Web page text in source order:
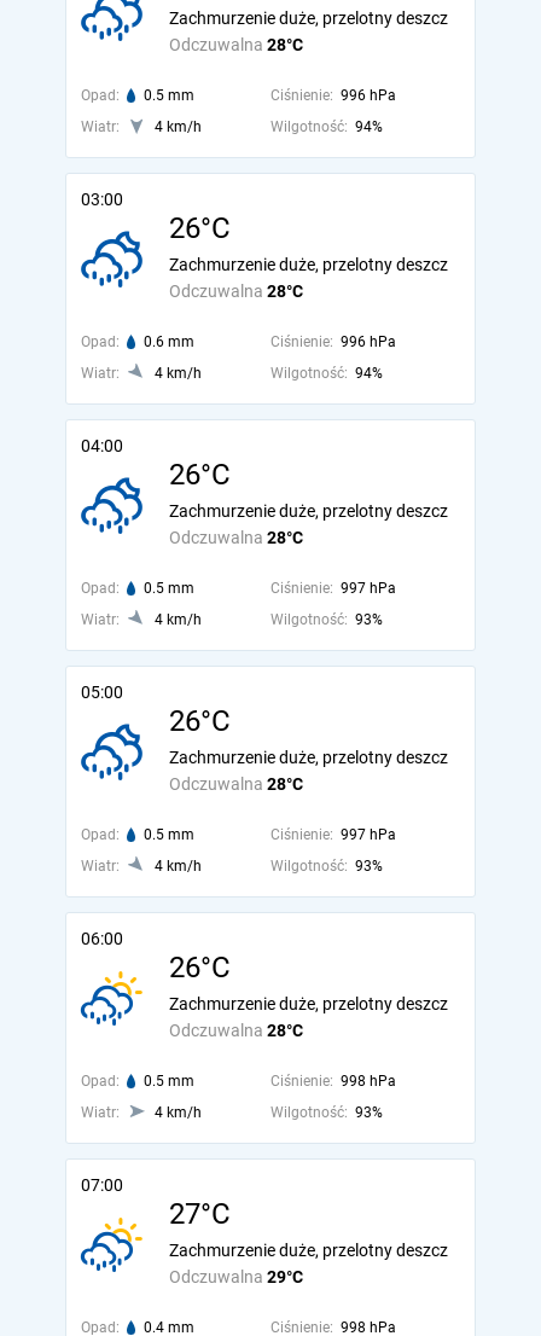
Odczuwalna 28°C
Zachmurzenie duże, przelotny deszcz
Opad: 0.5 mm Ciśnienie: 996 hPa
Wiatr:
4 km/h Wilgotność: 94%
03:00
26°C
Odczuwalna 28°C
Zachmurzenie duże, przelotny deszcz
Opad: 0.6 mm Ciśnienie: 996 hPa
Wiatr:
4 km/h Wilgotność: 94%
04:00
26°C
Odczuwalna 28°C
Zachmurzenie duże, przelotny deszcz
Opad: 0.5 mm Ciśnienie: 997 hPa
Wiatr:
4 km/h Wilgotność: 93%
05:00
26°C
Odczuwalna 28°C
Zachmurzenie duże, przelotny deszcz
Opad: 0.5 mm Ciśnienie: 997 hPa
Wiatr:
4 km/h Wilgotność: 93%
06:00
26°C
Odczuwalna 28°C
Zachmurzenie duże, przelotny deszcz
Opad: 0.5 mm Ciśnienie: 998 hPa
Wiatr:
4 km/h Wilgotność: 93%
07:00
27°C
Odczuwalna 29°C
Zachmurzenie duże, przelotny deszcz
Opad: 0.4 mm Ciśnienie: 998 hPa